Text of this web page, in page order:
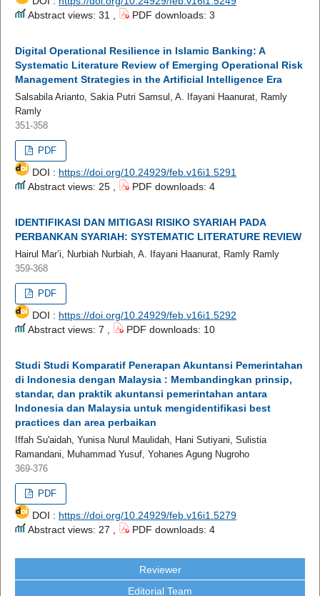
Abstract views: 31 ,
PDF downloads: 3
Digital Operational Resilience in Islamic Banking: A
Systematic Literature Review of Emerging Operational Risk
Management Strategies in the Artificial Intelligence Era
Salsabila Arianto, Sakia Putri Samsul, A. Ifayani Haanurat, Ramly
Ramly
351-358
PDF
DOI : https://doi.org/10.24929/feb.v16i1.5291
Abstract views: 25 ,
PDF downloads: 4
IDENTIFIKASI DAN MITIGASI RISIKO SYARIAH PADA
PERBANKAN SYARIAH: SYSTEMATIC LITERATURE REVIEW
Hairul Mar’i, Nurbiah Nurbiah, A. Ifayani Haanurat, Ramly Ramly
359-368
PDF
DOI : https://doi.org/10.24929/feb.v16i1.5292
Abstract views: 7 ,
PDF downloads: 10
Studi Studi Komparatif Penerapan Akuntansi Pemerintahan
di Indonesia dengan Malaysia : Membandingkan prinsip,
standar, dan praktik akuntansi pemerintahan antara
Indonesia dan Malaysia untuk mengidentifikasi best
practices dan area perbaikan
Iffah Su'aidah, Yunisa Nurul Maulidah, Hani Sutiyani, Sulistia
Ramandani, Muhammad Yusuf, Yohanes Agung Nugroho
369-376
PDF
DOI : https://doi.org/10.24929/feb.v16i1.5279
Abstract views: 27 ,
PDF downloads: 4
Reviewer
Editorial Team